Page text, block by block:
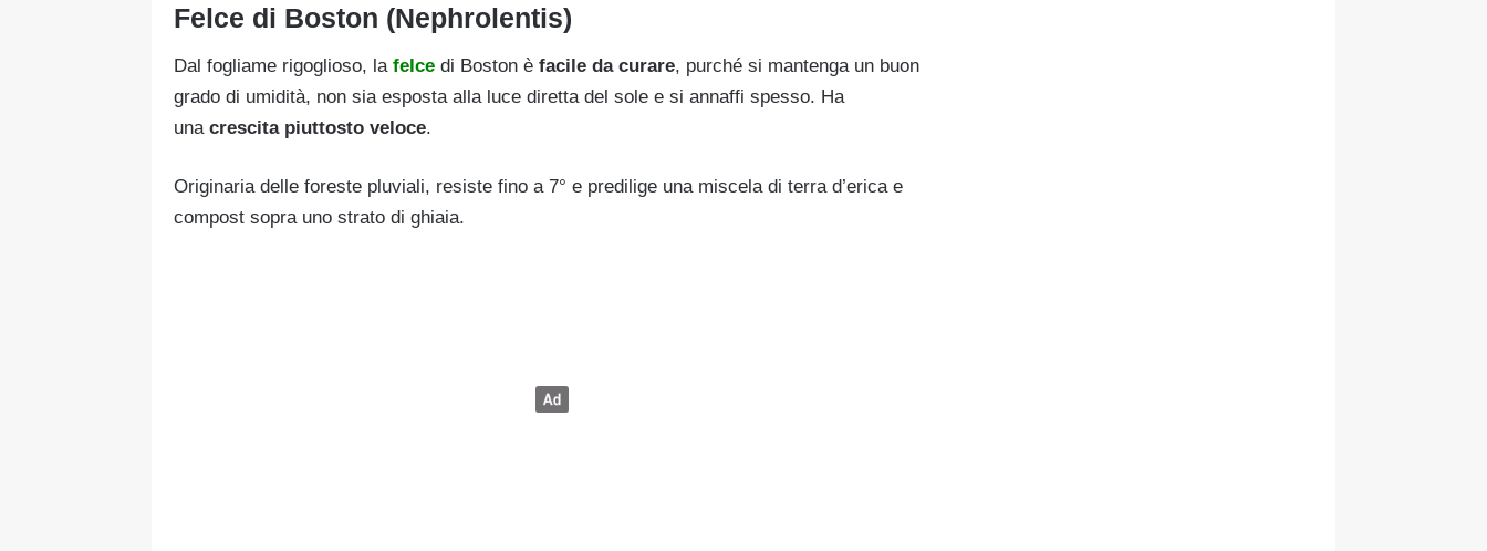
Felce di Boston (Nephrolentis)
Dal fogliame rigoglioso, la felce di Boston è facile da curare, purché si mantenga un buon
grado di umidità, non sia esposta alla luce diretta del sole e si annaffi spesso. Ha
una crescita piuttosto veloce.
Originaria delle foreste pluviali, resiste fino a 7° e predilige una miscela di terra d’erica e
compost sopra uno strato di ghiaia.